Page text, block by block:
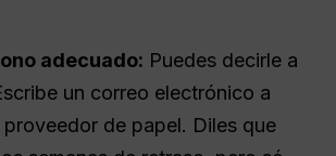
adecuado: Puedes decirle a
un correo electrónico a
proveedor de papel. Diles que